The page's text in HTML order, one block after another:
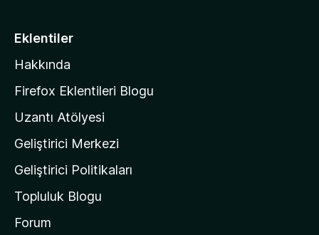
i
l
a
n
ı
n
n
a
Eklentiler
Hakkında
Firefox Eklentileri Blogu
Uzantı Atölyesi
Geliştirici Merkezi
Geliştirici Politikaları
Topluluk Blogu
Forum